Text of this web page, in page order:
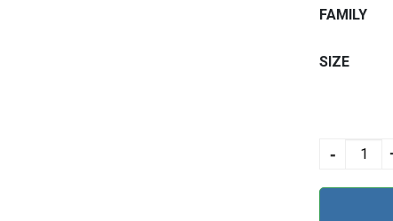
FAMILY
SIZE
BLUE
-